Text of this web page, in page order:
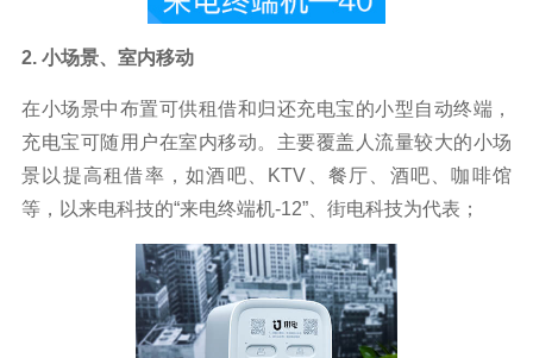
2. 小场景、室内移动
在小场景中布置可供租借和归还充电宝的小型自动终端，
充电宝可随用户在室内移动。主要覆盖人流量较大的小场
景以提高租借率，如酒吧、KTV、餐厅、酒吧、咖啡馆
等，以来电科技的“来电终端机-12”、街电科技为代表；